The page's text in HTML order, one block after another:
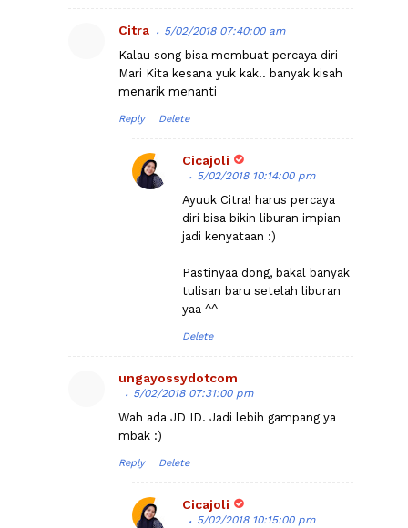
Citra 5/02/2018 07:40:00 am
Kalau song bisa membuat percaya diri
Mari Kita kesana yuk kak.. banyak kisah
menarik menanti
Reply Delete
Cicajoli
5/02/2018 10:14:00 pm
Ayuuk Citra! harus percaya
diri bisa bikin liburan impian
jadi kenyataan :)
Pastinyaa dong, bakal banyak
tulisan baru setelah liburan
yaa ^^
Delete
ungayossydotcom
5/02/2018 07:31:00 pm
Wah ada JD ID. Jadi lebih gampang ya
mbak :)
Reply Delete
Cicajoli
5/02/2018 10:15:00 pm